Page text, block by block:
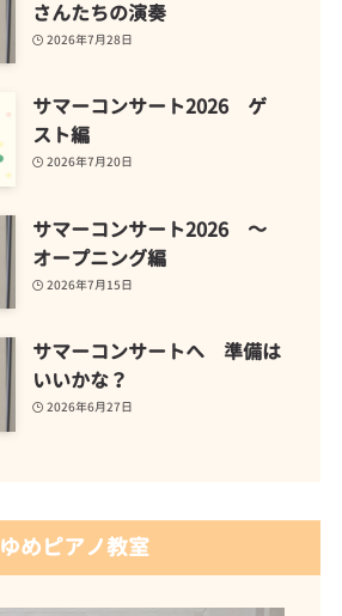
さんたちの演奏
2026年7月28日
サマーコンサート2026 ゲ
スト編
2026年7月20日
サマーコンサート2026 ～
オープニング編
2026年7月15日
サマーコンサートへ 準備は
いいかな？
2026年6月27日
ゆめピアノ教室